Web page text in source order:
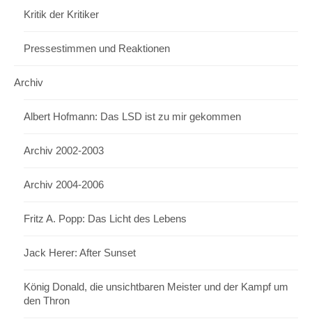
Kritik der Kritiker
Pressestimmen und Reaktionen
Archiv
Albert Hofmann: Das LSD ist zu mir gekommen
Archiv 2002-2003
Archiv 2004-2006
Fritz A. Popp: Das Licht des Lebens
Jack Herer: After Sunset
König Donald, die unsichtbaren Meister und der Kampf um
den Thron